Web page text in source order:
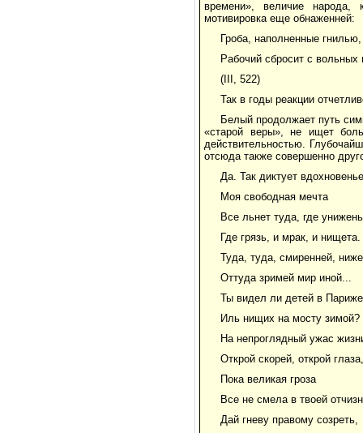
времени», величие народа,
мотивировка еще обнаженней:
Гроба, наполненные гнилью,
Рабочий сбросит с вольных
(III, 522)
Так в годы реакции
Белый продолжает путь
«старой веры», не ищет
действительностью.
отсюда также совершенно
Да. Так диктует
Моя свободная мечта
Все льнет туда, где
Где грязь, и мрак, и нищета.
Туда, туда, смиренней,
Оттуда зримей мир иной...
Ты видел ли детей в
Иль нищих на мосту зимой?
На непроглядный ужас
Открой скорей, открой глаза,
Пока великая гроза
Все не смела в твоей
Дай гневу правому созреть,